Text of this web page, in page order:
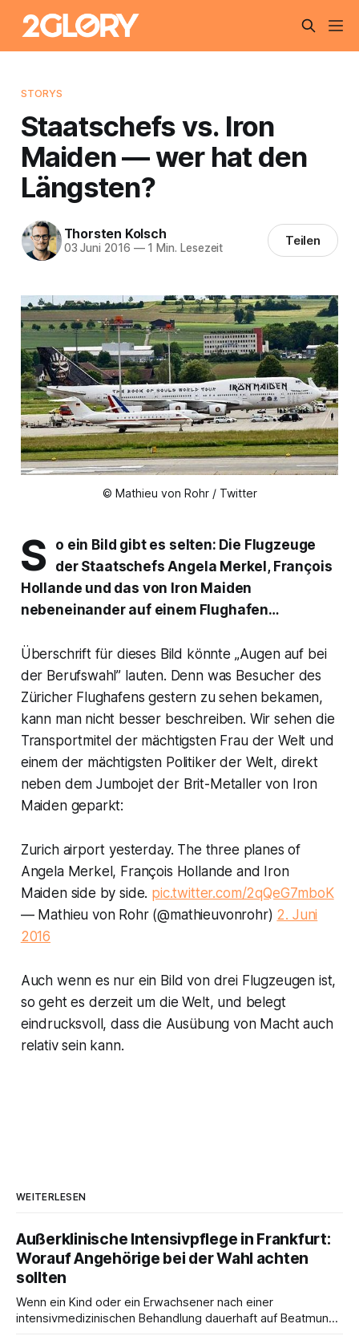
STORYS
Staatschefs vs. Iron
Maiden — wer hat den
Längsten?
Thorsten Kolsch
03 Juni 2016 —1 Min. Lesezeit Teilen
© Mathieu von Rohr / Twitter
S
o ein Bild gibt es selten: Die Flugzeuge
der Staatschefs Angela Merkel, François
Hollande und das von Iron Maiden
nebeneinander auf einem Flughafen…
Überschrift für dieses Bild könnte „Augen auf bei
der Berufswahl” lauten. Denn was Besucher des
Züricher Flughafens gestern zu sehen bekamen,
kann man nicht besser beschreiben. Wir sehen die
Transportmitel der mächtigsten Frau der Welt und
einem der mächtigsten Politiker der Welt, direkt
neben dem Jumbojet der Brit-Metaller von Iron
Maiden geparkt:
Zurich airport yesterday. The three planes of
Angela Merkel, François Hollande and Iron
Maiden side by side. pic.twitter.com/2qQeG7mboK
— Mathieu von Rohr (@mathieuvonrohr) 2. Juni
2016
Auch wenn es nur ein Bild von drei Flugzeugen ist,
so geht es derzeit um die Welt, und belegt
eindrucksvoll, dass die Ausübung von Macht auch
relativ sein kann.
WEITERLESEN
Außerklinische Intensivpflege in Frankfurt:
Worauf Angehörige bei der Wahl achten
sollten
Wenn ein Kind oder ein Erwachsener nach einer
intensivmedizinischen Behandlung dauerhaft auf Beatmung